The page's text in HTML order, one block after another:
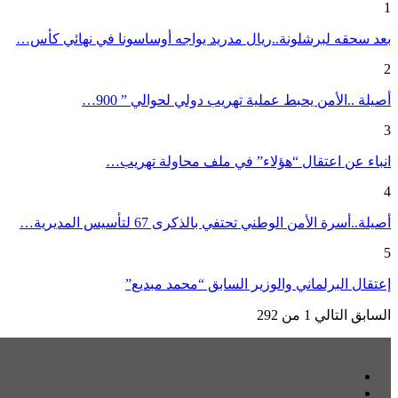
1
بعد سحقه لبرشلونة..ريال مدريد يواجه أوساسونا في نهائي كأس…
2
أصيلة ..الأمن يحبط عملية تهريب دولي لحوالي ” 900…
3
انباء عن اعتقال “هؤلاء” في ملف محاولة تهريب…
4
أصيلة..أسرة الأمن الوطني تحتفي بالذكرى 67 لتأسيس المديرية…
5
إعتقال البرلماني والوزير السابق “محمد مبديع”
السابق التالي 1 من 292